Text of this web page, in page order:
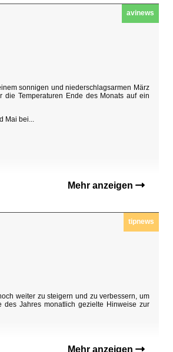
avinews
sonnigen und niederschlagsarmen März
Temperaturen Ende des Monats auf ein
Mai bei...
Mehr anzeigen
tipnews
weiter zu steigern und zu verbessern, um
des Jahres monatlich gezielte Hinweise zur
Mehr anzeigen